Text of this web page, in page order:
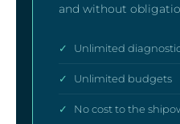
and without
✓ Unlimited
✓ Unlimited budgets
✓ No cost to the